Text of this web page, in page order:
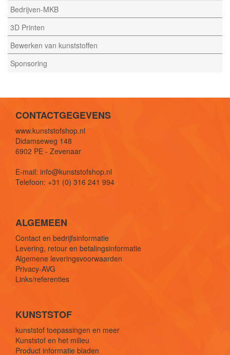
Bedrijven-MKB
3D Printen
Bewerken van kunststoffen
Sponsoring
CONTACTGEGEVENS
www.kunststofshop.nl
Didamseweg 148
6902 PE - Zevenaar
E-mail: info@kunststofshop.nl
Telefoon: +31 (0) 316 241 994
ALGEMEEN
Contact en bedrijfsinformatie
Levering, retour en betalingsinformatie
Algemene leveringsvoorwaarden
Privacy-AVG
Links/referenties
KUNSTSTOF
kunststof toepassingen en meer
Kunststof en het milieu
Product informatie bladen